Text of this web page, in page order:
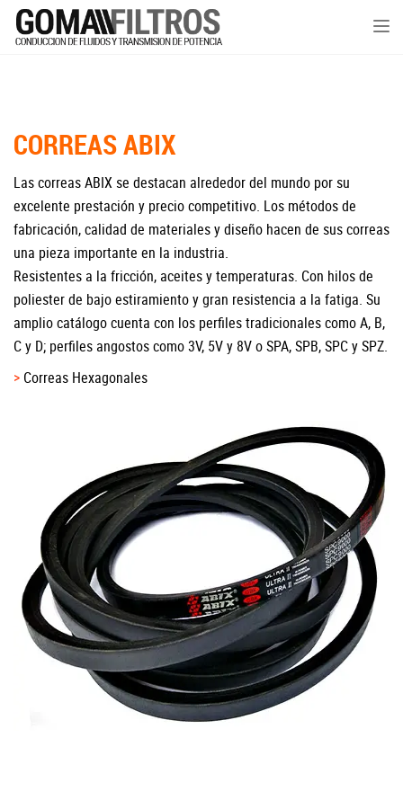
CORREAS ABIX
Las correas ABIX se destacan alrededor del mundo por su
excelente prestación y precio competitivo. Los métodos de
fabricación, calidad de materiales y diseño hacen de sus correas
una pieza importante en la industria.
Resistentes a la fricción, aceites y temperaturas. Con hilos de
poliester de bajo estiramiento y gran resistencia a la fatiga. Su
amplio catálogo cuenta con los perfiles tradicionales como A, B,
C y D; perfiles angostos como 3V, 5V y 8V o SPA, SPB, SPC y SPZ.
Correas Hexagonales